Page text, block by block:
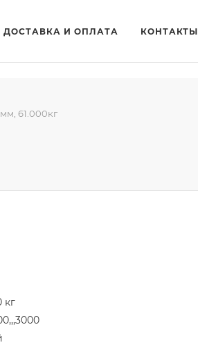
ДОСТАВКА И ОПЛАТА КОНТАКТЫ
61.000кг
кг